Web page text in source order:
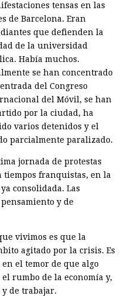
tensas en las
de Barcelona. Eran
que defienden la
de la universidad
Había muchos.
se han concentrado
del Congreso
del Móvil, se han
por la ciudad, ha
varios detenidos y el
parcialmente paralizado.
jornada de protestas
franquistas, en la
consolidada. Las
y de
vivimos es que la
agitado por la crisis. Es
el temor de que algo
rumbo de la economía y,
de trabajar.